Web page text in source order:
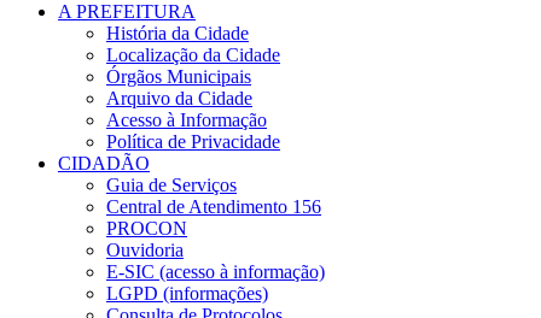
A PREFEITURA
História da Cidade
Localização da Cidade
Órgãos Municipais
Arquivo da Cidade
Acesso à Informação
Política de Privacidade
CIDADÃO
Guia de Serviços
Central de Atendimento 156
PROCON
Ouvidoria
E-SIC (acesso à informação)
LGPD (informações)